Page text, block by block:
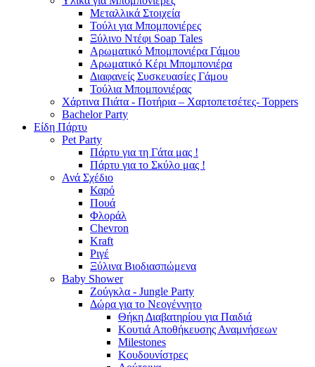
Μεταλλικά Στοιχεία
Τούλι για Μπομπονιέρες
Ξύλινο Ντέφι Soap Tales
Αρωματικό Μπομπονιέρα Γάμου
Αρωματικό Κέρι Μπομπονιέρα
Διαφανείς Συσκευασίες Γάμου
Τούλια Μπομπονιέρας
Χάρτινα Πιάτα - Ποτήρια – Χαρτοπετσέτες- Toppers
Bachelor Party
Είδη Πάρτυ
Pet Party
Πάρτυ για τη Γάτα μας !
Πάρτυ για το Σκύλο μας !
Ανά Σχέδιο
Καρό
Πουά
Φλοράλ
Chevron
Kraft
Ριγέ
Ξύλινα Βιοδιασπώμενα
Baby Shower
Ζούγκλα - Jungle Party
Δώρα για το Νεογέννητο
Θήκη Διαβατηρίου για Παιδιά
Κουτιά Αποθήκευσης Αναμνήσεων
Milestones
Κουδουνίστρες